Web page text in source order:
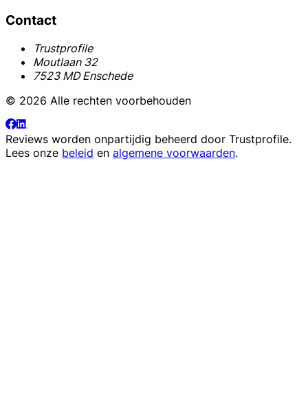
Contact
Trustprofile
Moutlaan 32
7523 MD Enschede
© 2026 Alle rechten voorbehouden
Reviews worden onpartijdig beheerd door Trustprofile.
Lees onze beleid en algemene voorwaarden.